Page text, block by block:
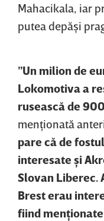
Mahacikala, iar
putea depăşi
”Un milion de
Lokomotiva a
rusească de
menţionată
pare că de
interesate şi
Slovan Liberec.
Brest erau
fiind